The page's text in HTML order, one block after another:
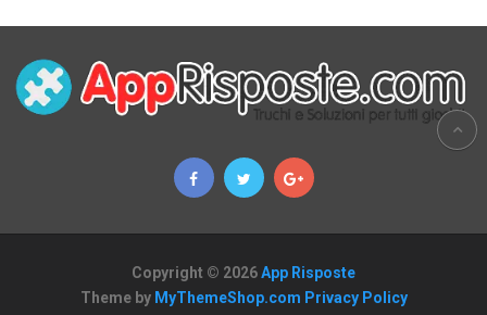
Copyright © 2026App Risposte
Theme by MyThemeShop.com Privacy Policy